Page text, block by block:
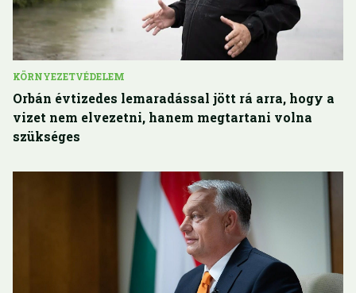
KÖRNYEZETVÉDELEM
Orbán évtizedes lemaradással jött rá arra, hogy a
vizet nem elvezetni, hanem megtartani volna
szükséges